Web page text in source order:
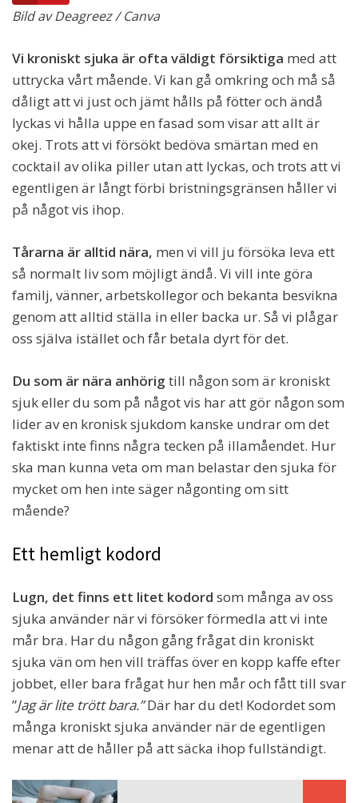
Bild av Deagreez / Canva
Vi kroniskt sjuka är ofta väldigt försiktiga med att
uttrycka vårt mående. Vi kan gå omkring och må så
dåligt att vi just och jämt hålls på fötter och ändå
lyckas vi hålla uppe en fasad som visar att allt är
okej. Trots att vi försökt bedöva smärtan med en
cocktail av olika piller utan att lyckas, och trots att vi
egentligen är långt förbi bristningsgränsen håller vi
på något vis ihop.
Tårarna är alltid nära, men vi vill ju försöka leva ett
så normalt liv som möjligt ändå. Vi vill inte göra
familj, vänner, arbetskollegor och bekanta besvikna
genom att alltid ställa in eller backa ur. Så vi plågar
oss själva istället och får betala dyrt för det.
Du som är nära anhörig till någon som är kroniskt
sjuk eller du som på något vis har att gör någon som
lider av en kronisk sjukdom kanske undrar om det
faktiskt inte finns några tecken på illamåendet. Hur
ska man kunna veta om man belastar den sjuka för
mycket om hen inte säger någonting om sitt
mående?
Ett hemligt kodord
Lugn, det finns ett litet kodord som många av oss
sjuka använder när vi försöker förmedla att vi inte
mår bra. Har du någon gång frågat din kroniskt
sjuka vän om hen vill träffas över en kopp kaffe efter
jobbet, eller bara frågat hur hen mår och fått till svar
”Jag är lite trött bara.”Där har du det! Kodordet som
många kroniskt sjuka använder när de egentligen
menar att de håller på att säcka ihop fullständigt.